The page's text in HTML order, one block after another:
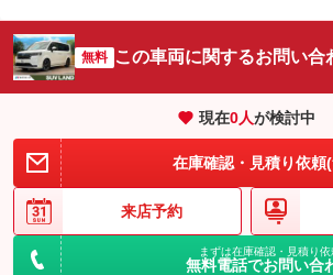
無料 この車両に関するお問い合
現在0人が検討中
在庫確認・見積り依頼
来店予約
まずは在庫確認・見積り依
無料電話でお問い合